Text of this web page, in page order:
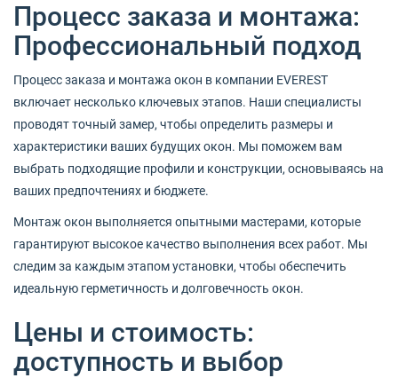
Процесс заказа и монтажа:
Профессиональный подход
Процесс заказа и монтажа окон в компании EVEREST
включает несколько ключевых этапов. Наши специалисты
проводят точный замер, чтобы определить размеры и
характеристики ваших будущих окон. Мы поможем вам
выбрать подходящие профили и конструкции, основываясь на
ваших предпочтениях и бюджете.
Монтаж окон выполняется опытными мастерами, которые
гарантируют высокое качество выполнения всех работ. Мы
следим за каждым этапом установки, чтобы обеспечить
идеальную герметичность и долговечность окон.
Цены и стоимость:
доступность и выбор